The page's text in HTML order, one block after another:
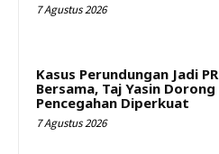
7 Agustus 2026
Kasus Perundungan Jadi PR
Bersama, Taj Yasin Dorong
Pencegahan Diperkuat
7 Agustus 2026